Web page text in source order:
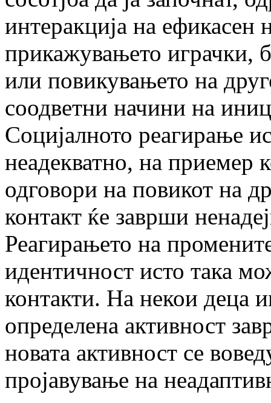
интеракција на
прикажувањето играчки,
или повикувањето на
соодветни начини на
Социјалното реагирање
неадекватно, на приемер
одговори на повикот на
контакт ќе заврши
Реагирањето на
идентичност исто така
контакти. На некои деца
определена активност
новата активност се
пројавување на